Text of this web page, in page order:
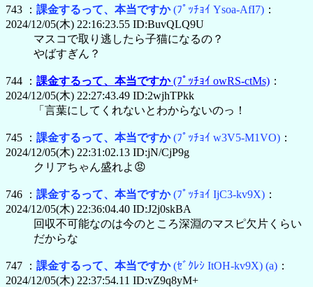
743 ： 課金するって、本当ですか(ﾌﾟｯﾁｮｲ Ysoa-AfI7) ：
2024/12/05(木) 22:16:23.55 ID:BuvQLQ9U
マスコで取り逃したら子猫になるの？
やばすぎん？
744 ： 課金するって、本当ですか(ﾌﾟｯﾁｮｲ owRS-ctMs) ：
2024/12/05(木) 22:27:43.49 ID:2wjhTPkk
「言葉にしてくれないとわからないのっ！
745 ： 課金するって、本当ですか(ﾌﾟｯﾁｮｲ w3V5-M1VO) ：
2024/12/05(木) 22:31:02.13 ID:jN/CjP9g
クリアちゃん盛れよ😡
746 ： 課金するって、本当ですか(ﾌﾟｯﾁｮｲ IjC3-kv9X) ：
2024/12/05(木) 22:36:04.40 ID:J2j0skBA
回収不可能なのは今のところ深淵のマスピ欠片くらい
だからな
747 ： 課金するって、本当ですか(ｾﾞｸﾚｼ ItOH-kv9X) (a) ：
2024/12/05(木) 22:37:54.11 ID:vZ9q8yM+